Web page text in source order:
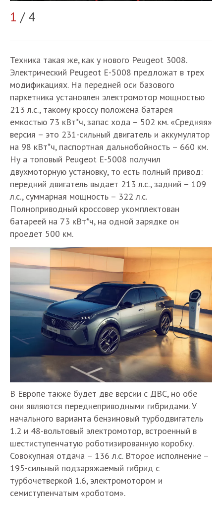
1 / 4
Техника такая же, как у нового Peugeot 3008.
Электрический Peugeot E-5008 предложат в трех
модификациях. На передней оси базового
паркетника установлен электромотор мощностью
213 л.с., такому кроссу положена батарея
емкостью 73 кВт*ч, запас хода – 502 км. «Средняя»
версия – это 231-сильный двигатель и аккумулятор
на 98 кВт*ч, паспортная дальнобойность – 660 км.
Ну а топовый Peugeot E-5008 получил
двухмоторную установку, то есть полный привод:
передний двигатель выдает 213 л.с., задний – 109
л.с., суммарная мощность – 322 л.с.
Полноприводный кроссовер укомплектован
батареей на 73 кВт*ч, на одной зарядке он
проедет 500 км.
В Европе также будет две версии с ДВС, но обе
они являются переднеприводными гибридами. У
начального варианта бензиновый турбодвигатель
1.2 и 48-вольтовый электромотор, встроенный в
шестиступенчатую роботизированную коробку.
Совокупная отдача – 136 л.с. Второе исполнение –
195-сильный подзаряжаемый гибрид с
турбочетверкой 1.6, электромотором и
семиступенчатым «роботом».